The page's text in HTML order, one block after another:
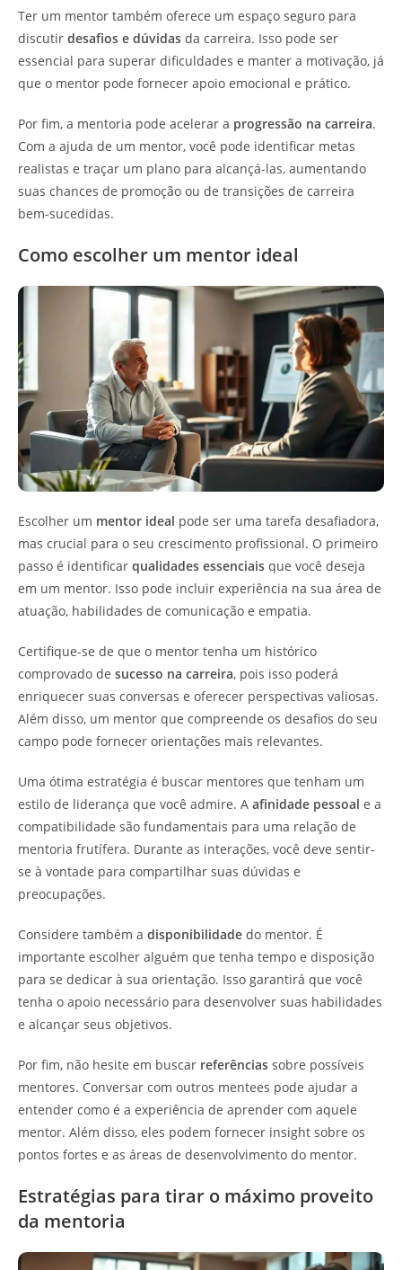
Ter um mentor também oferece um espaço seguro para
discutir desafios e dúvidas da carreira. Isso pode ser
essencial para superar dificuldades e manter a motivação, já
que o mentor pode fornecer apoio emocional e prático.
Por fim, a mentoria pode acelerar a progressão na carreira.
Com a ajuda de um mentor, você pode identificar metas
realistas e traçar um plano para alcançá-las, aumentando
suas chances de promoção ou de transições de carreira
bem-sucedidas.
Como escolher um mentor ideal
Escolher um mentor ideal pode ser uma tarefa desafiadora,
mas crucial para o seu crescimento profissional. O primeiro
passo é identificar qualidades essenciais que você deseja
em um mentor. Isso pode incluir experiência na sua área de
atuação, habilidades de comunicação e empatia.
Certifique-se de que o mentor tenha um histórico
comprovado de sucesso na carreira, pois isso poderá
enriquecer suas conversas e oferecer perspectivas valiosas.
Além disso, um mentor que compreende os desafios do seu
campo pode fornecer orientações mais relevantes.
Uma ótima estratégia é buscar mentores que tenham um
estilo de liderança que você admire. A afinidade pessoal e a
compatibilidade são fundamentais para uma relação de
mentoria frutífera. Durante as interações, você deve sentir-
se à vontade para compartilhar suas dúvidas e
preocupações.
Considere também a disponibilidade do mentor. É
importante escolher alguém que tenha tempo e disposição
para se dedicar à sua orientação. Isso garantirá que você
tenha o apoio necessário para desenvolver suas habilidades
e alcançar seus objetivos.
Por fim, não hesite em buscar referências sobre possíveis
mentores. Conversar com outros mentees pode ajudar a
entender como é a experiência de aprender com aquele
mentor. Além disso, eles podem fornecer insight sobre os
pontos fortes e as áreas de desenvolvimento do mentor.
Estratégias para tirar o máximo proveito
da mentoria